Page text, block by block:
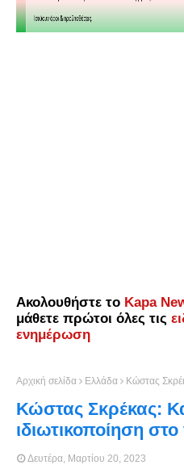
Ακολουθήστε το Kapa
μάθετε πρώτοι όλες τις
ενημέρωση
Αρχική σελίδα Ελλάδα Κώστας
Κώστας Σκρέκας:
ιδιωτικοποίηση
Δευτέρα, Μαρτίου 20, 2023